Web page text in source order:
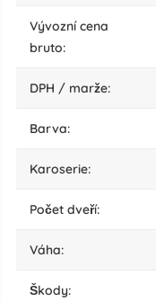
Vývozní cena
bruto:
DPH / marže:
barva:
karoserie:
počet dveří:
váha:
škody: